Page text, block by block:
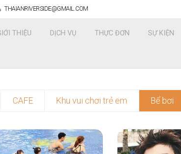
THAIANRIVERSIDE@GMAIL.COM
THIỆU DỊCH VỤ THỰC ĐƠN SỰ KIỆN
CAFE Khu vui chơi trẻ em Bể bơi